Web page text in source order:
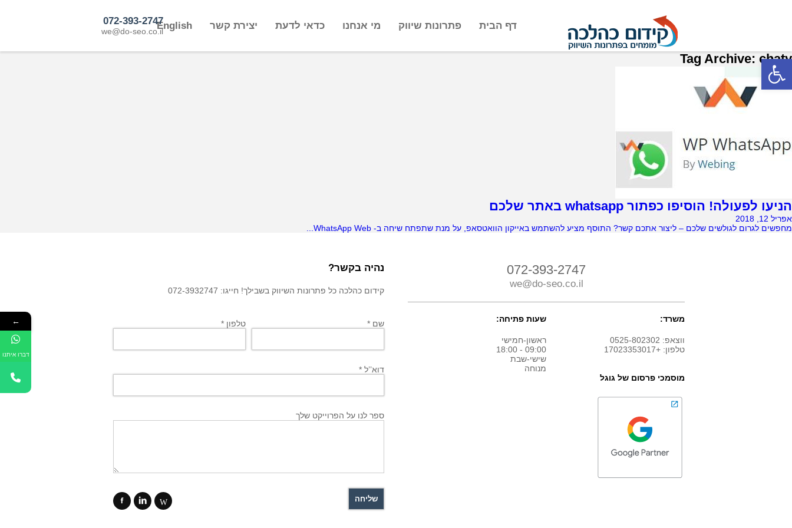
פתח סרגל נגישות
דף הבית פתרונות שיווק מי אנחנו כדאי לדעת יצירת קשר English
072-393-2747
we@do-seo.co.il
Tag Archive: chaty
הניעו לפעולה! הוסיפו כפתור whatsapp באתר שלכם
אפריל 12, 2018
מחפשים לגרום לגולשים שלכם – ליצור אתכם קשר? התוסף מציע להשתמש באייקון הוואטסאפ, על מנת שתפתח שיחה ב- WhatsApp Web...
072-393-2747
we@do-seo.co.il
משרד:
ווצאפ: 0525-802302
טלפון: +17023353017
שעות פתיחה:
ראשון-חמישי
09:00 - 18:00
שישי-שבת
מנוחה
מוסמכי פרסום של גוגל
נהיה בקשר?
קידום כהלכה כל פתרונות השיווק בשבילך! חייגו: 072-3932747
שם * טלפון *
דוא’’ל *
ספר לנו על הפרוייקט שלך
f i W
←
דברו איתנו